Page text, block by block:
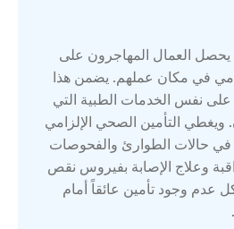
العمال المهاجرون على
في مكان عملهم. يضمن هذا
على نفس الخدمات الطبية التي
ويغطي التأمين الصحي الإلزامي
في حالات الطوارئ والفحوصات
وعلاج الإصابة بفيروس نقص
عدم وجود تأمين عائقاً أمام